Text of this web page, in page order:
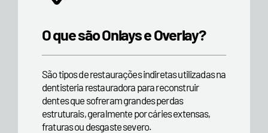
O que são Onlays e Overlay?
São tipos de restaurações indiretas utilizadas na
dentisteria restauradora para reconstruir
dentes que sofreram grandes perdas
estruturais, geralmente por cáries extensas,
fraturas ou desgaste severo.